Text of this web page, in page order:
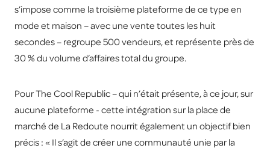
s’impose comme la troisième plateforme de ce type en
mode et maison – avec une vente toutes les huit
secondes – regroupe 500 vendeurs, et représente près de
30 % du volume d’affaires total du groupe.
Pour The Cool Republic – qui n’était présente, à ce jour, sur
aucune plateforme - cette intégration sur la place de
marché de La Redoute nourrit également un objectif bien
précis : « Il s’agit de créer une communauté unie par la